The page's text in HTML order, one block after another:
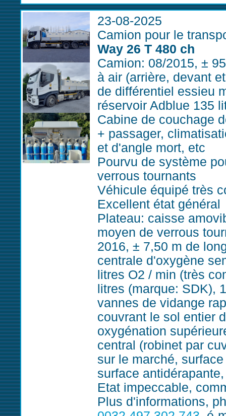
23-08-2025
Camion pour le
Way 26 T 480 ch
Camion: 08/2015, ±
à air (arrière, devant
de différentiel essieu
réservoir Adblue 135
Cabine de couchage
+ passager,
et d'angle mort, etc
Pourvu de système
verrous tournants
Véhicule équipé très
Excellent état général
Plateau: caisse
moyen de verrous
2016, ± 7,50 m de
centrale d'oxygène
litres O2 / min (très
litres (marque: SDK),
vannes de vidange
couvrant le sol entier
oxygénation
central (robinet par
sur le marché,
surface
Etat impeccable,
Plus d'informations,